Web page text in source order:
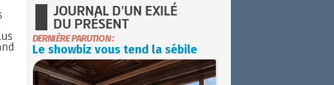
JOURNAL D'UN EXILÉ
DU PRÉSENT
DERNIÈRE PARUTION :
Le showbiz vous tend la sébile